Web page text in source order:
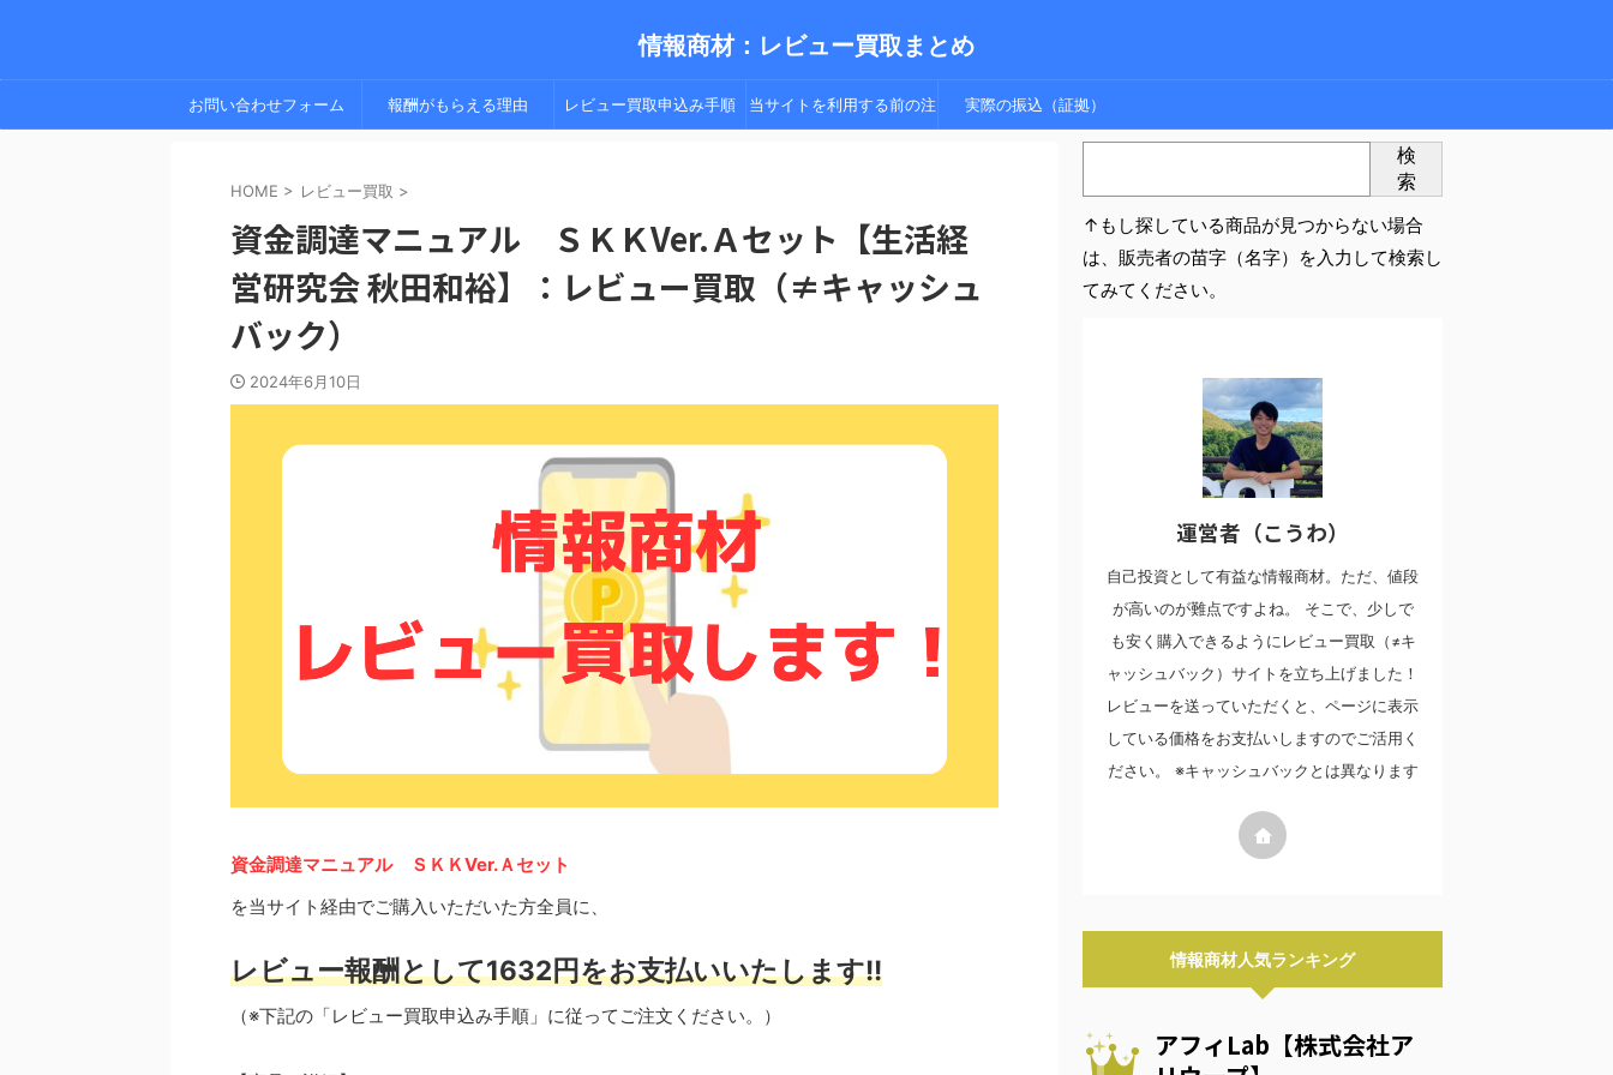
情報商材：レビュー買取まとめ
お問い合わせフォーム 報酬がもらえる理由 レビュー買取申込み手順 当サイトを利用する前の注 実際の振込（証拠）
HOME > レビュー買取 >
資金調達マニュアル ＳＫＫVer.Ａセット【生活経
営研究会 秋田和裕】：レビュー買取（≠キャッシュ
バック）
2024年6月10日
資金調達マニュアル ＳＫＫVer.Ａセット
を当サイト経由でご購入いただいた方全員に、
レビュー報酬として1632円をお支払いいたします!!
（※下記の「レビュー買取申込み手順」に従ってご注文ください。）
検
索
↑もし探している商品が見つからない場合
は、販売者の苗字（名字）を入力して検索し
てみてください。
運営者（こうわ）
自己投資として有益な情報商材。ただ、値段
が高いのが難点ですよね。 そこで、少しで
も安く購入できるようにレビュー買取（≠キ
ャッシュバック）サイトを立ち上げました！
レビューを送っていただくと、ページに表示
している価格をお支払いしますのでご活用く
ださい。 ※キャッシュバックとは異なります
情報商材人気ランキング
アフィLab【株式会社ア